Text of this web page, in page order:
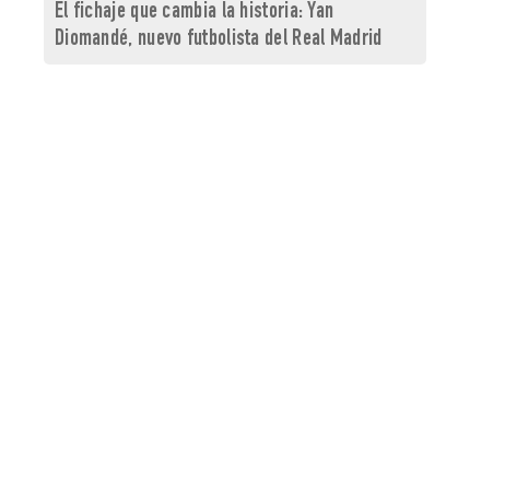
El fichaje que cambia la historia: Yan
Diomandé, nuevo futbolista del Real Madrid